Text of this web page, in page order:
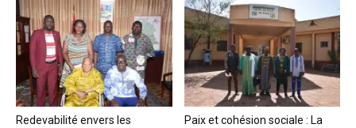
Redevabilité envers les
Paix et cohésion sociale : La